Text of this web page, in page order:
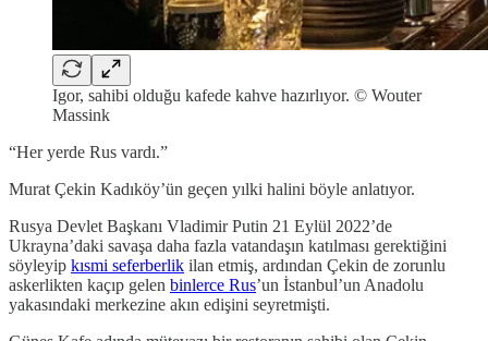
Igor, sahibi olduğu kafede kahve hazırlıyor. © Wouter
Massink
“Her yerde Rus vardı.”
Murat Çekin Kadıköy’ün geçen yılki halini böyle anlatıyor.
Rusya Devlet Başkanı Vladimir Putin 21 Eylül 2022’de
Ukrayna’daki savaşa daha fazla vatandaşın katılması gerektiğini
söyleyip kısmi seferberlik ilan etmiş, ardından Çekin de zorunlu
askerlikten kaçıp gelen binlerce Rus’un İstanbul’un Anadolu
yakasındaki merkezine akın edişini seyretmişti.